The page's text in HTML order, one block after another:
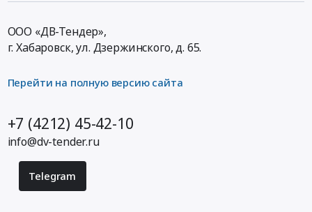
ООО «ДВ-Тендер»,
г. Хабаровск,ул. Дзержинского, д. 65.
Перейти на полную версию сайта
+7 (4212) 45-42-10
info@dv-tender.ru
Telegram